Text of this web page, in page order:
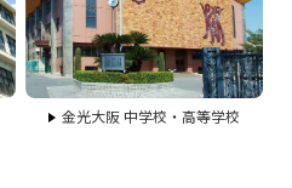
金光大阪 中学校・高等学校